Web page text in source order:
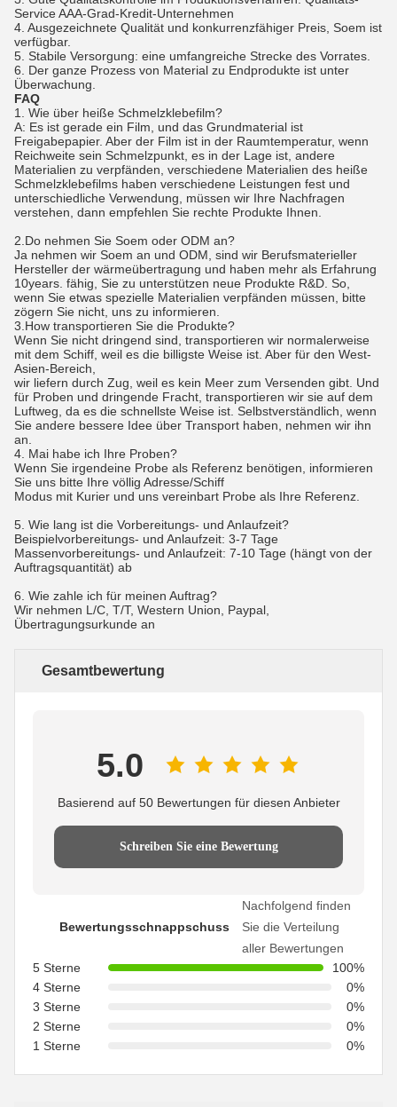
Service AAA-Grad-Kredit-Unternehmen
4. Ausgezeichnete Qualität und konkurrenzfähiger Preis, Soem ist
verfügbar.
5. Stabile Versorgung: eine umfangreiche Strecke des Vorrates.
6. Der ganze Prozess von Material zu Endprodukte ist unter
Überwachung.
FAQ
1. Wie über heiße Schmelzklebefilm?
A: Es ist gerade ein Film, und das Grundmaterial ist
Freigabepapier. Aber der Film ist in der Raumtemperatur, wenn
Reichweite sein Schmelzpunkt, es in der Lage ist, andere
Materialien zu verpfänden, verschiedene Materialien des heiße
Schmelzklebefilms haben verschiedene Leistungen fest und
unterschiedliche Verwendung, müssen wir Ihre Nachfragen
verstehen, dann empfehlen Sie rechte Produkte Ihnen.
2.Do nehmen Sie Soem oder ODM an?
Ja nehmen wir Soem an und ODM, sind wir Berufsmaterieller
Hersteller der wärmeübertragung und haben mehr als Erfahrung
10years. fähig, Sie zu unterstützen neue Produkte R&D. So,
wenn Sie etwas spezielle Materialien verpfänden müssen, bitte
zögern Sie nicht, uns zu informieren.
3.How transportieren Sie die Produkte?
Wenn Sie nicht dringend sind, transportieren wir normalerweise
mit dem Schiff, weil es die billigste Weise ist. Aber für den West-
Asien-Bereich,
wir liefern durch Zug, weil es kein Meer zum Versenden gibt. Und
für Proben und dringende Fracht, transportieren wir sie auf dem
Luftweg, da es die schnellste Weise ist. Selbstverständlich, wenn
Sie andere bessere Idee über Transport haben, nehmen wir ihn
an.
4. Mai habe ich Ihre Proben?
Wenn Sie irgendeine Probe als Referenz benötigen, informieren
Sie uns bitte Ihre völlig Adresse/Schiff
Modus mit Kurier und uns vereinbart Probe als Ihre Referenz.
5. Wie lang ist die Vorbereitungs- und Anlaufzeit?
Beispielvorbereitungs- und Anlaufzeit: 3-7 Tage
Massenvorbereitungs- und Anlaufzeit: 7-10 Tage (hängt von der
Auftragsquantität) ab
6. Wie zahle ich für meinen Auftrag?
Wir nehmen L/C, T/T, Western Union, Paypal,
Übertragungsurkunde an
Gesamtbewertung
5.0
Basierend auf 50 Bewertungen für diesen Anbieter
Schreiben Sie eine Bewertung
Bewertungsschnappschuss
Nachfolgend finden
Sie die Verteilung
aller Bewertungen
5 Sterne
100%
4 Sterne
0%
3 Sterne
0%
2 Sterne
0%
1 Sterne
0%